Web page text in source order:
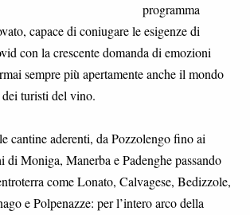
programma
capace di coniugare le esigenze di
con la crescente domanda di emozioni
sempre più apertamente anche il mondo
turisti del vino.
cantine aderenti, da Pozzolengo fino ai
di Moniga, Manerba e Padenghe passando
come Lonato, Calvagese, Bedizzole,
e Polpenazze: per l’intero arco della